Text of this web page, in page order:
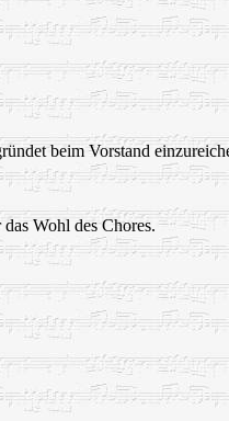
beim Vorstand
Wohl des Chores.